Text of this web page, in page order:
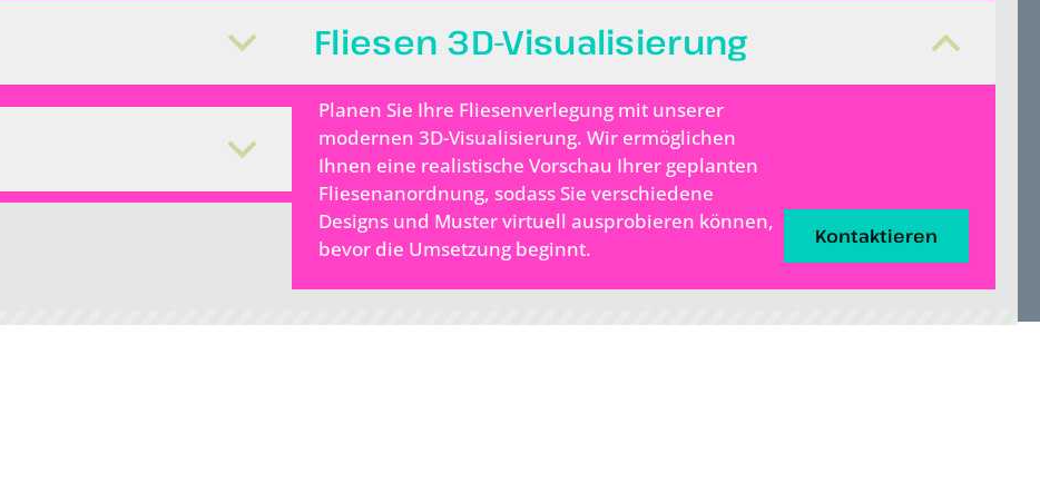
Fliesen 3D-Visualisierung
Planen Sie Ihre Fliesenverlegung mit unserer
modernen 3D-Visualisierung. Wir ermöglichen
Ihnen eine realistische Vorschau Ihrer geplanten
Fliesenanordnung, sodass Sie verschiedene
Designs und Muster virtuell ausprobieren können,
bevor die Umsetzung beginnt.
Kontaktieren